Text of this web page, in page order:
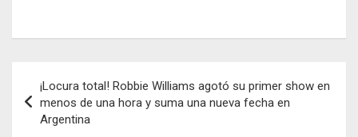
de
entradas
¡Locura total! Robbie Williams agotó su primer show en
menos de una hora y suma una nueva fecha en
Argentina